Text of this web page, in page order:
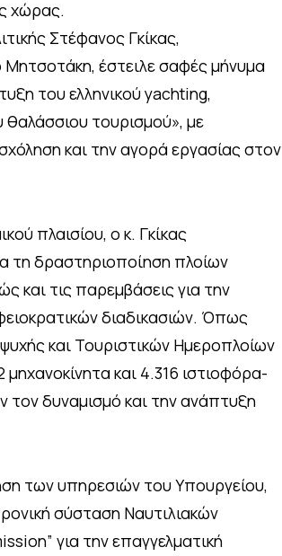
χώρας.
Στέφανος Γκίκας,
έστειλε σαφές μήνυμα
του ελληνικού yachting,
τουρισμού», με
και την αγορά εργασίας στον
πλαισίου, ο κ. Γκίκας
τη δραστηριοποίηση πλοίων
και τις παρεμβάσεις για την
διαδικασιών. Όπως
και Τουριστικών Ημεροπλοίων
και 4.316 ιστιοφόρα-
τον δυναμισμό και την ανάπτυξη
των υπηρεσιών του Υπουργείου,
σύσταση Ναυτιλιακών
για την επαγγελματική